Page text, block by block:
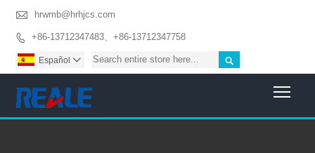
 hrwmb@hrhjcs.com
 +86-13712347483、+86-13712347758

Español 